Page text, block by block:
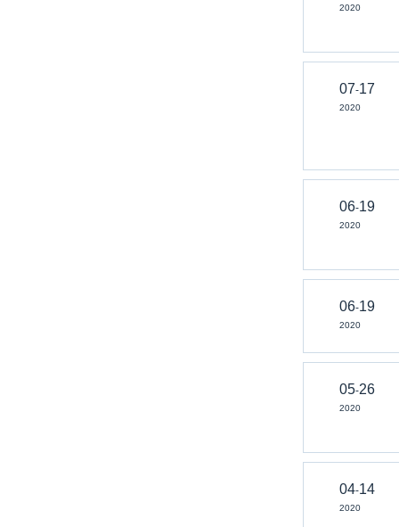
2020
07-17
2020
06-19
2020
06-19
2020
05-26
2020
04-14
2020